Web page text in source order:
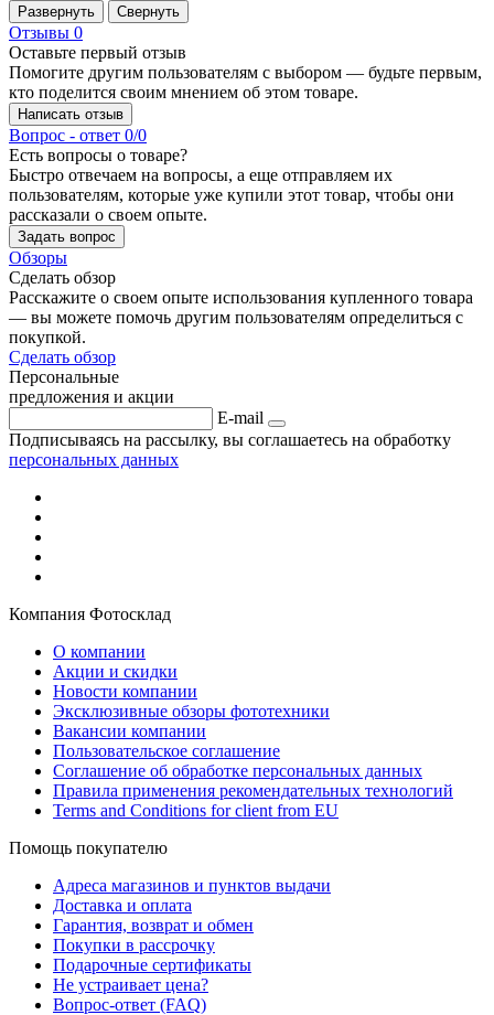
Развернуть Свернуть
Отзывы 0
Оставьте первый отзыв
Помогите другим пользователям с выбором — будьте первым,
кто поделится своим мнением об этом товаре.
Написать отзыв
Вопрос - ответ 0/0
Есть вопросы о товаре?
Быстро отвечаем на вопросы, а еще отправляем их
пользователям, которые уже купили этот товар, чтобы они
рассказали о своем опыте.
Задать вопрос
Обзоры
Сделать обзор
Расскажите о своем опыте использования купленного товара
— вы можете помочь другим пользователям определиться с
покупкой.
Сделать обзор
Персональные
предложения и акции
E-mail
Подписываясь на рассылку, вы соглашаетесь на обработку
персональных данных
Компания Фотосклад
О компании
Акции и скидки
Новости компании
Эксклюзивные обзоры фототехники
Вакансии компании
Пользовательское соглашение
Соглашение об обработке персональных данных
Правила применения рекомендательных технологий
Terms and Conditions for client from EU
Помощь покупателю
Адреса магазинов и пунктов выдачи
Доставка и оплата
Гарантия, возврат и обмен
Покупки в рассрочку
Подарочные сертификаты
Не устраивает цена?
Вопрос-ответ (FAQ)